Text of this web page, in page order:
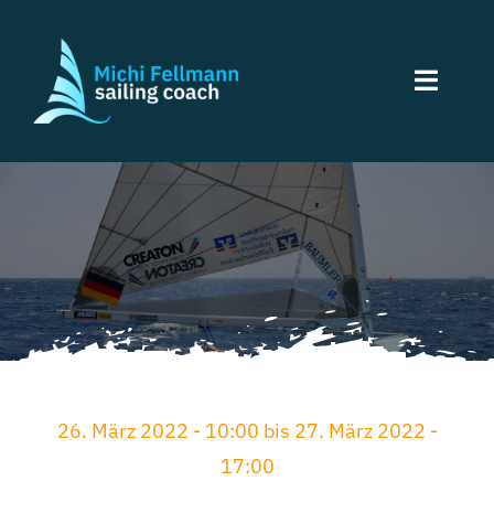
springen
Toggle
Home
Angebote
Termine
26. März 2022 - 10:00 bis 27. März 2022 -
17:00